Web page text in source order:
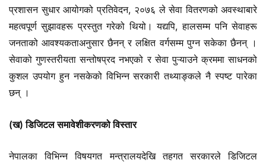
प्रशासन सुधार आयोगको प्रतिवेदन, २०७६ ले सेवा वितरणको अवस्थाबारे
महत्वपूर्ण सुझावहरू प्रस्तुत गरेको थियो। यद्यपि, हालसम्म पनि सेवाहरू
जनताको आवश्यकताअनुसार छैनन् र लक्षित वर्गसम्म पुग्न सकेका छैनन् ।
सेवाको गुणस्तरीयता सन्तोषप्रद नभएको र सेवा पुऱ्याउने क्रममा साधनको
कुशल उपयोग हुन नसकेको विभिन्न सरकारी तथ्याङ्कले नै स्पष्ट पारेका
छन् ।
(ख) डिजिटल समावेशीकरणको विस्तार
नेपालका विभिन्न विषयगत मन्त्रालयदेखि तहगत सरकारले डिजिटल